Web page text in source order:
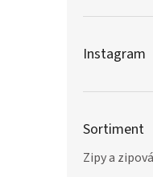
Instagram
Sortiment
Zipy a